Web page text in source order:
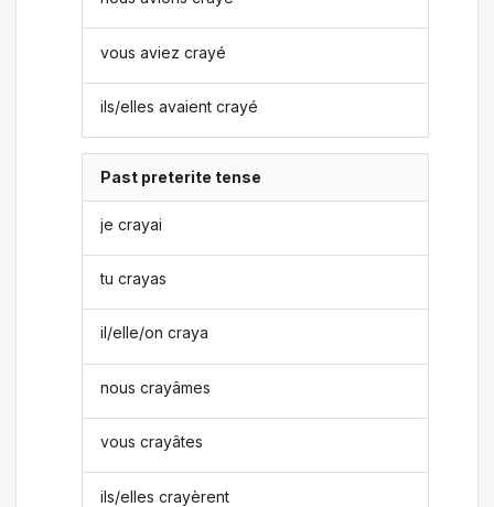
vous aviez crayé
ils/elles avaient crayé
Past preterite tense
je crayai
tu crayas
il/elle/on craya
nous crayâmes
vous crayâtes
ils/elles crayèrent